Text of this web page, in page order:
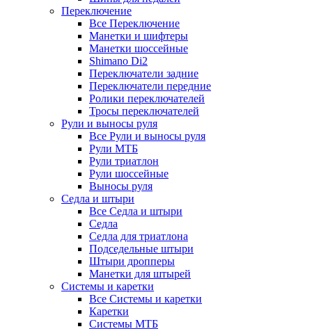
Переключение
Все Переключение
Манетки и шифтеры
Манетки шоссейные
Shimano Di2
Переключатели задние
Переключатели передние
Ролики переключателей
Тросы переключателей
Рули и выносы руля
Все Рули и выносы руля
Рули МТБ
Рули триатлон
Рули шоссейные
Выносы руля
Седла и штыри
Все Седла и штыри
Седла
Седла для триатлона
Подседельные штыри
Штыри дропперы
Манетки для штырей
Системы и каретки
Все Системы и каретки
Каретки
Системы МТБ